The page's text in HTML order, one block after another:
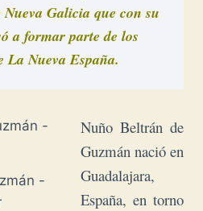
Galicia que con su
a formar parte de los
La Nueva España.
-
Nuño Beltrán de
Guzmán nació en
Guadalajara,
España, en torno